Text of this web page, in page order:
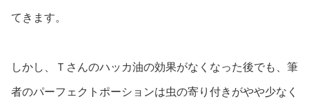
てきます。
しかし、Ｔさんのハッカ油の効果がなくなった後でも、筆
者のパーフェクトポーションは虫の寄り付きがやや少なく